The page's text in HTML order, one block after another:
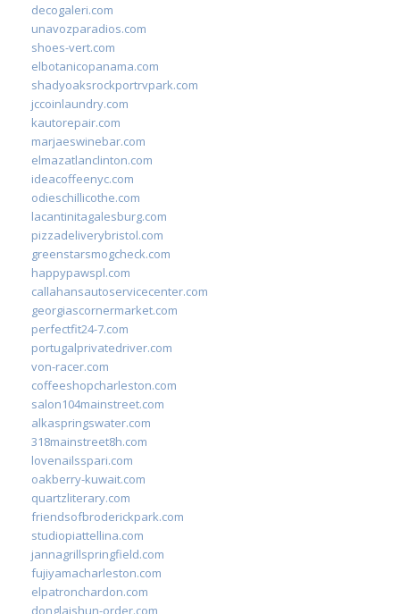
decogaleri.com
unavozparadios.com
shoes-vert.com
elbotanicopanama.com
shadyoaksrockportrvpark.com
jccoinlaundry.com
kautorepair.com
marjaeswinebar.com
elmazatlanclinton.com
ideacoffeenyc.com
odieschillicothe.com
lacantinitagalesburg.com
pizzadeliverybristol.com
greenstarsmogcheck.com
happypawspl.com
callahansautoservicecenter.com
georgiascornermarket.com
perfectfit24-7.com
portugalprivatedriver.com
von-racer.com
coffeeshopcharleston.com
salon104mainstreet.com
alkaspringswater.com
318mainstreet8h.com
lovenailsspari.com
oakberry-kuwait.com
quartzliterary.com
friendsofbroderickpark.com
studiopiattellina.com
jannagrillspringfield.com
fujiyamacharleston.com
elpatronchardon.com
donglaishun-order.com